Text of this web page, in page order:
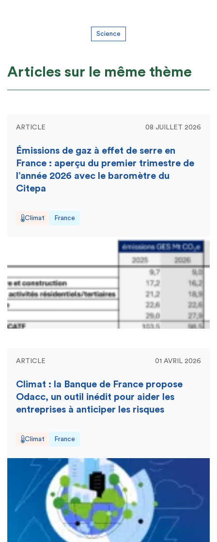
Science
Articles sur le même thème
ARTICLE 08 JUILLET 2026
Émissions de gaz à effet de serre en
France : aperçu du premier trimestre de
l’année 2026 avec le baromètre du
Citepa
Climat France
ARTICLE 01 AVRIL 2026
Climat : la Banque de France propose
Odacc, un outil inédit pour aider les
entreprises à anticiper les risques
Climat France